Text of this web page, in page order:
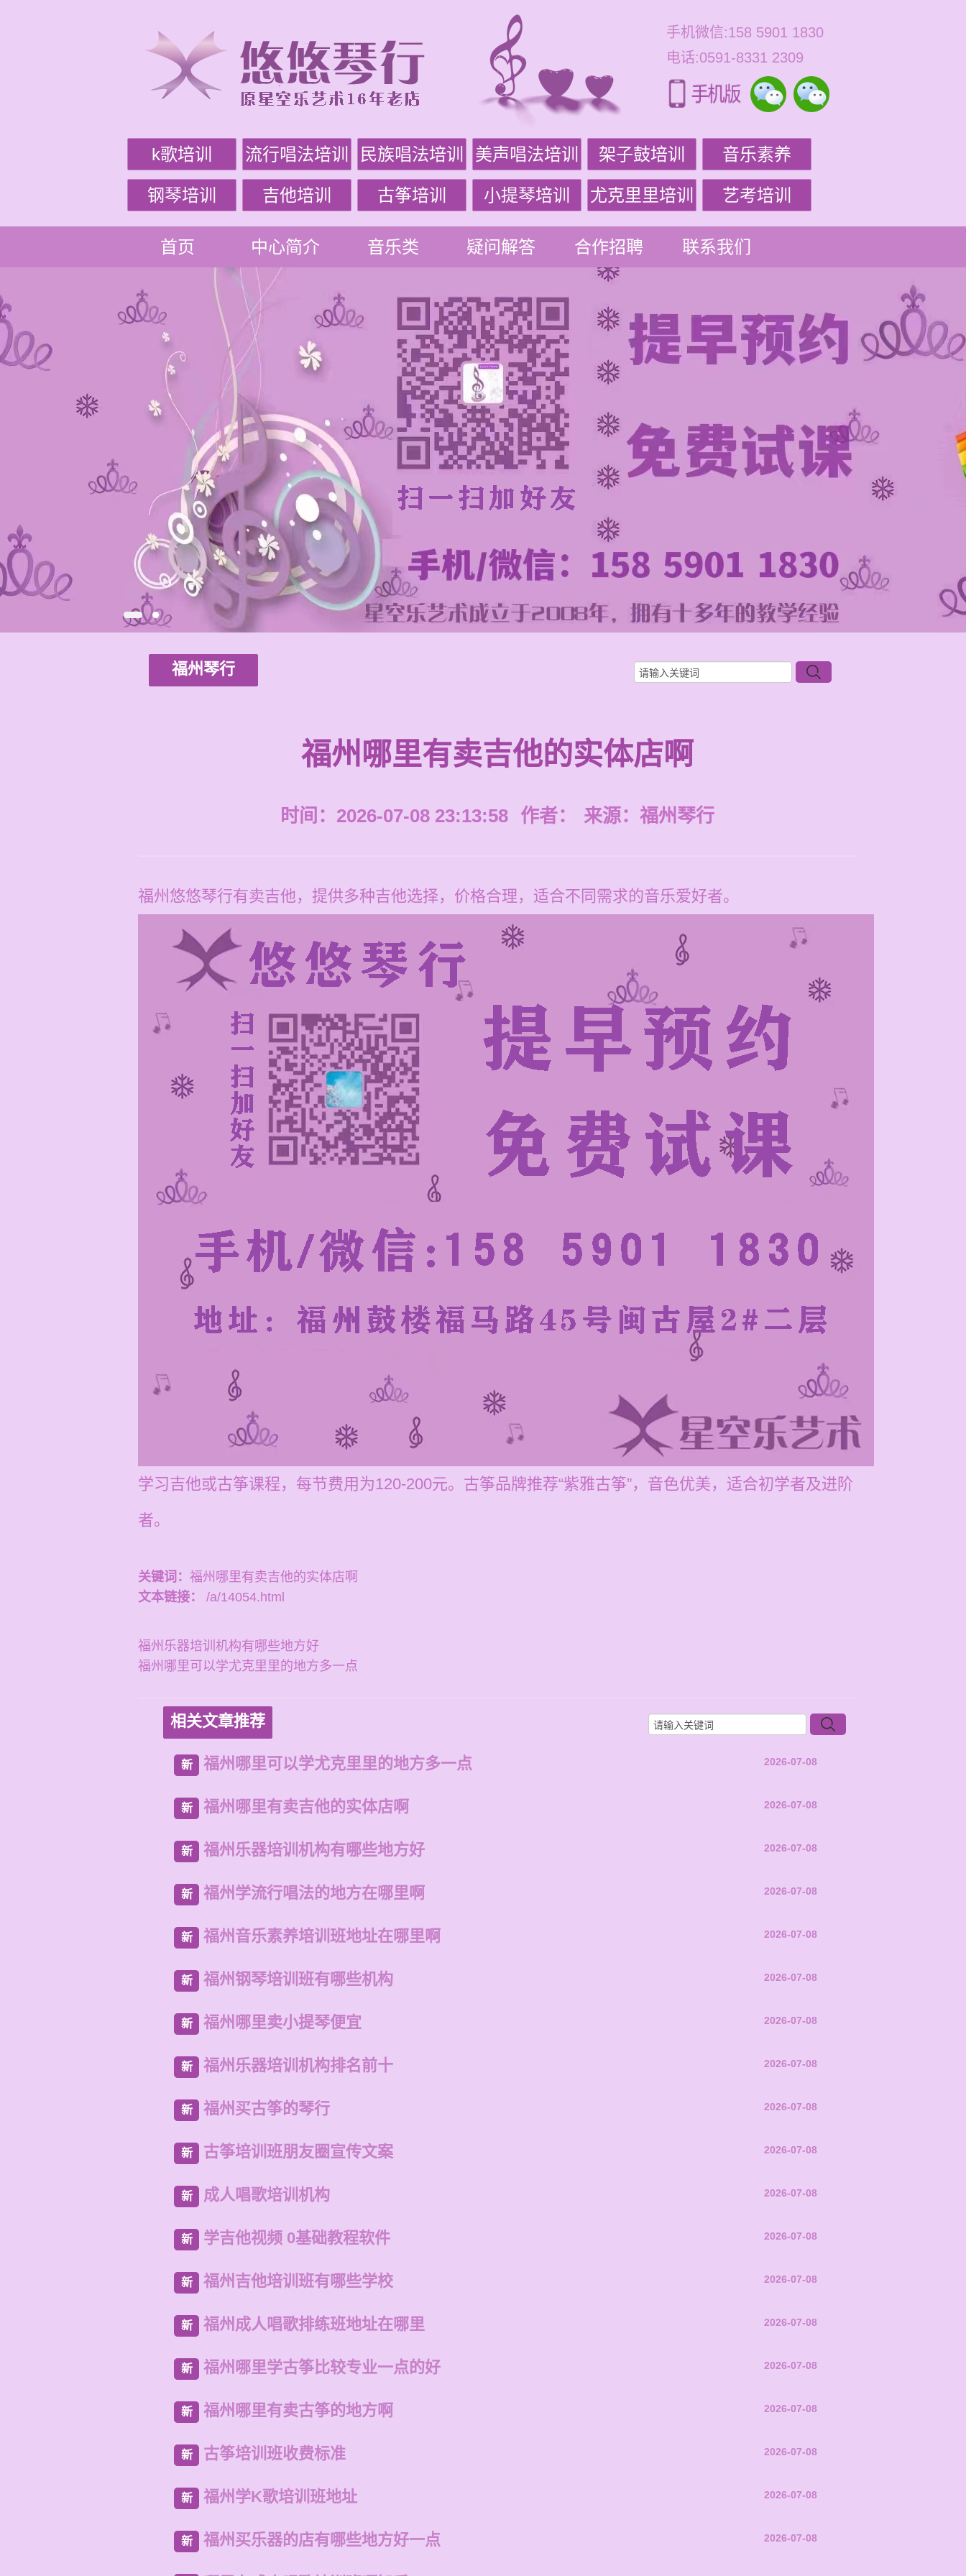
手机微信:158 5901 1830
电话:0591-8331 2309
k歌培训 流行唱法培训 民族唱法培训 美声唱法培训 架子鼓培训 音乐素养
钢琴培训 吉他培训 古筝培训 小提琴培训 尤克里里培训 艺考培训
首页 中心简介 音乐类 疑问解答 合作招聘 联系我们
福州琴行
福州哪里有卖吉他的实体店啊
时间：2026-07-08 23:13:58 作者： 来源： 福州琴行
福州悠悠琴行有卖吉他，提供多种吉他选择，价格合理，适合不同需求的音乐爱好者。
学习吉他或古筝课程，每节费用为120-200元。古筝品牌推荐“紫雅古筝”，音色优美，适合初学者及进阶
者。
关键词： 福州哪里有卖吉他的实体店啊
文本链接：
/a/14054.html
福州乐器培训机构有哪些地方好
福州哪里可以学尤克里里的地方多一点
相关文章推荐
新 福州哪里可以学尤克里里的地方多一点 2026-07-08
新 福州哪里有卖吉他的实体店啊 2026-07-08
新 福州乐器培训机构有哪些地方好 2026-07-08
新 福州学流行唱法的地方在哪里啊 2026-07-08
新 福州音乐素养培训班地址在哪里啊 2026-07-08
新 福州钢琴培训班有哪些机构 2026-07-08
新 福州哪里卖小提琴便宜 2026-07-08
新 福州乐器培训机构排名前十 2026-07-08
新 福州买古筝的琴行 2026-07-08
新 古筝培训班朋友圈宣传文案 2026-07-08
新 成人唱歌培训机构 2026-07-08
新 学吉他视频 0基础教程软件 2026-07-08
新 福州吉他培训班有哪些学校 2026-07-08
新 福州成人唱歌排练班地址在哪里 2026-07-08
新 福州哪里学古筝比较专业一点的好 2026-07-08
新 福州哪里有卖古筝的地方啊 2026-07-08
新 古筝培训班收费标准 2026-07-08
新 福州学K歌培训班地址 2026-07-08
新 福州买乐器的店有哪些地方好一点 2026-07-08